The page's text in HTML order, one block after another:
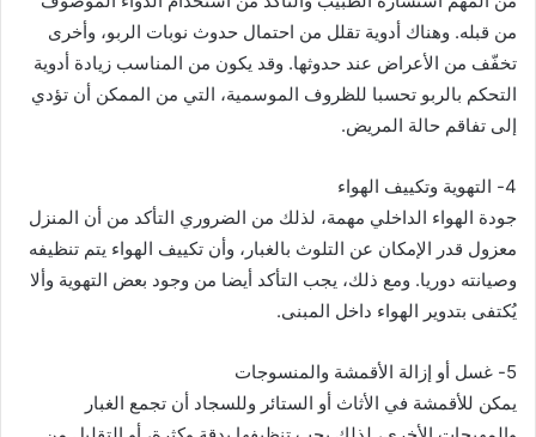
من قبله. وهناك أدوية تقلل من احتمال حدوث نوبات الربو، وأخرى
تخفّف من الأعراض عند حدوثها. وقد يكون من المناسب زيادة أدوية
التحكم بالربو تحسبا للظروف الموسمية، التي من الممكن أن تؤدي
إلى تفاقم حالة المريض.
4- التهوية وتكييف الهواء
جودة الهواء الداخلي مهمة، لذلك من الضروري التأكد من أن المنزل
معزول قدر الإمكان عن التلوث بالغبار، وأن تكييف الهواء يتم تنظيفه
وصيانته دوريا. ومع ذلك، يجب التأكد أيضا من وجود بعض التهوية وألا
يُكتفى بتدوير الهواء داخل المبنى.
5- غسل أو إزالة الأقمشة والمنسوجات
يمكن للأقمشة في الأثاث أو الستائر وللسجاد أن تجمع الغبار